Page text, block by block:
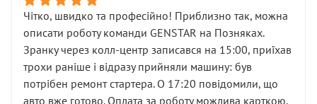
ущільнювачів.
Що прикро — це не перший мій візит. Раніше міняв у
вас стартер, і тоді сервіс наче справив хороше
враження. Але згодом знайшов декілька гайок під
лобовим склом. Мені пояснили, що це “старі гайки, які
відкручували”, і попросили не хвилюватися. ( надіюсь
Чітко, швидко та професійно! Приблизно так, можна
описати роботу команди GENSTAR на Позняках.
Зранку через колл-центр записався на 15:00, приїхав
трохи раніше і відразу прийняли машину: був
потрібен ремонт стартера. О 17:20 повідомили, що
авто вже готово. Оплата за роботу можлива карткою,